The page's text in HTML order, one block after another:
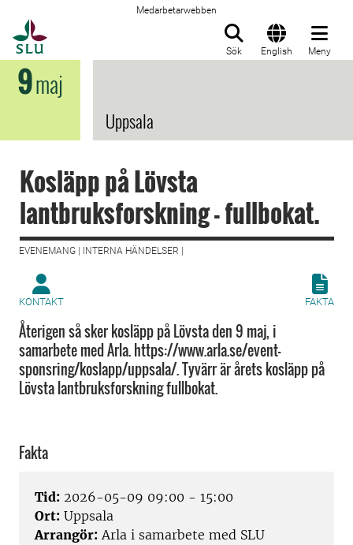
Medarbetarwebben
Sök English Meny
9maj
Uppsala
Kosläpp på Lövsta
lantbruksforskning - fullbokat.
EVENEMANG | INTERNA HÄNDELSER |
KONTAKT FAKTA
Återigen så sker kosläpp på Lövsta den 9 maj, i
samarbete med Arla. https://www.arla.se/event-
sponsring/koslapp/uppsala/. Tyvärr är årets kosläpp på
Lövsta lantbruksforskning fullbokat.
Fakta
Tid: 2026-05-09 09:00 - 15:00
Ort: Uppsala
Arrangör: Arla i samarbete med SLU